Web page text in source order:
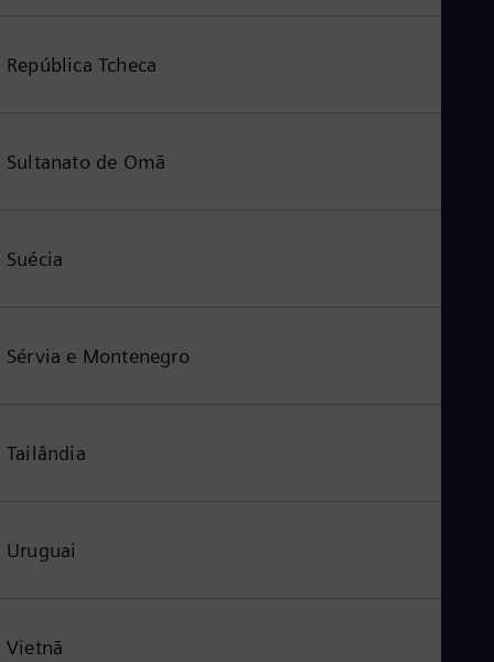
República Tcheca
Sultanato de Omã
Suécia
Sérvia e Montenegro
Tailândia
Uruguai
Vietnã